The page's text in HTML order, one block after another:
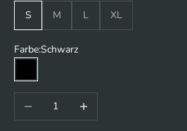
S
M L XL
Farbe:Schwarz
Schwarz
Anzahl verringernAnzahl erhöhen